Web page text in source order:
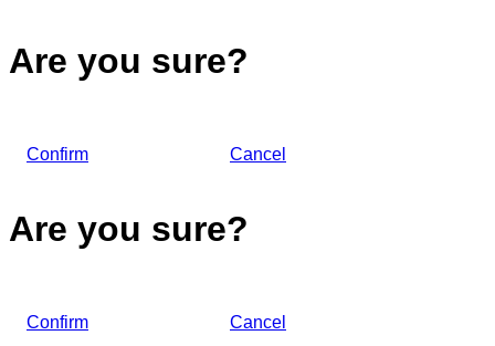
Are you sure?
Confirm Cancel
Are you sure?
Confirm Cancel